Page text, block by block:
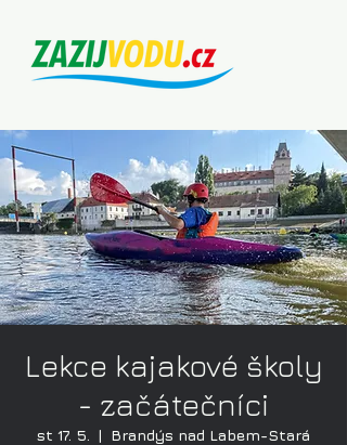
Lekce kajakové školy
- začátečníci
st 17. 5.
  |
Brandýs nad Labem-Stará